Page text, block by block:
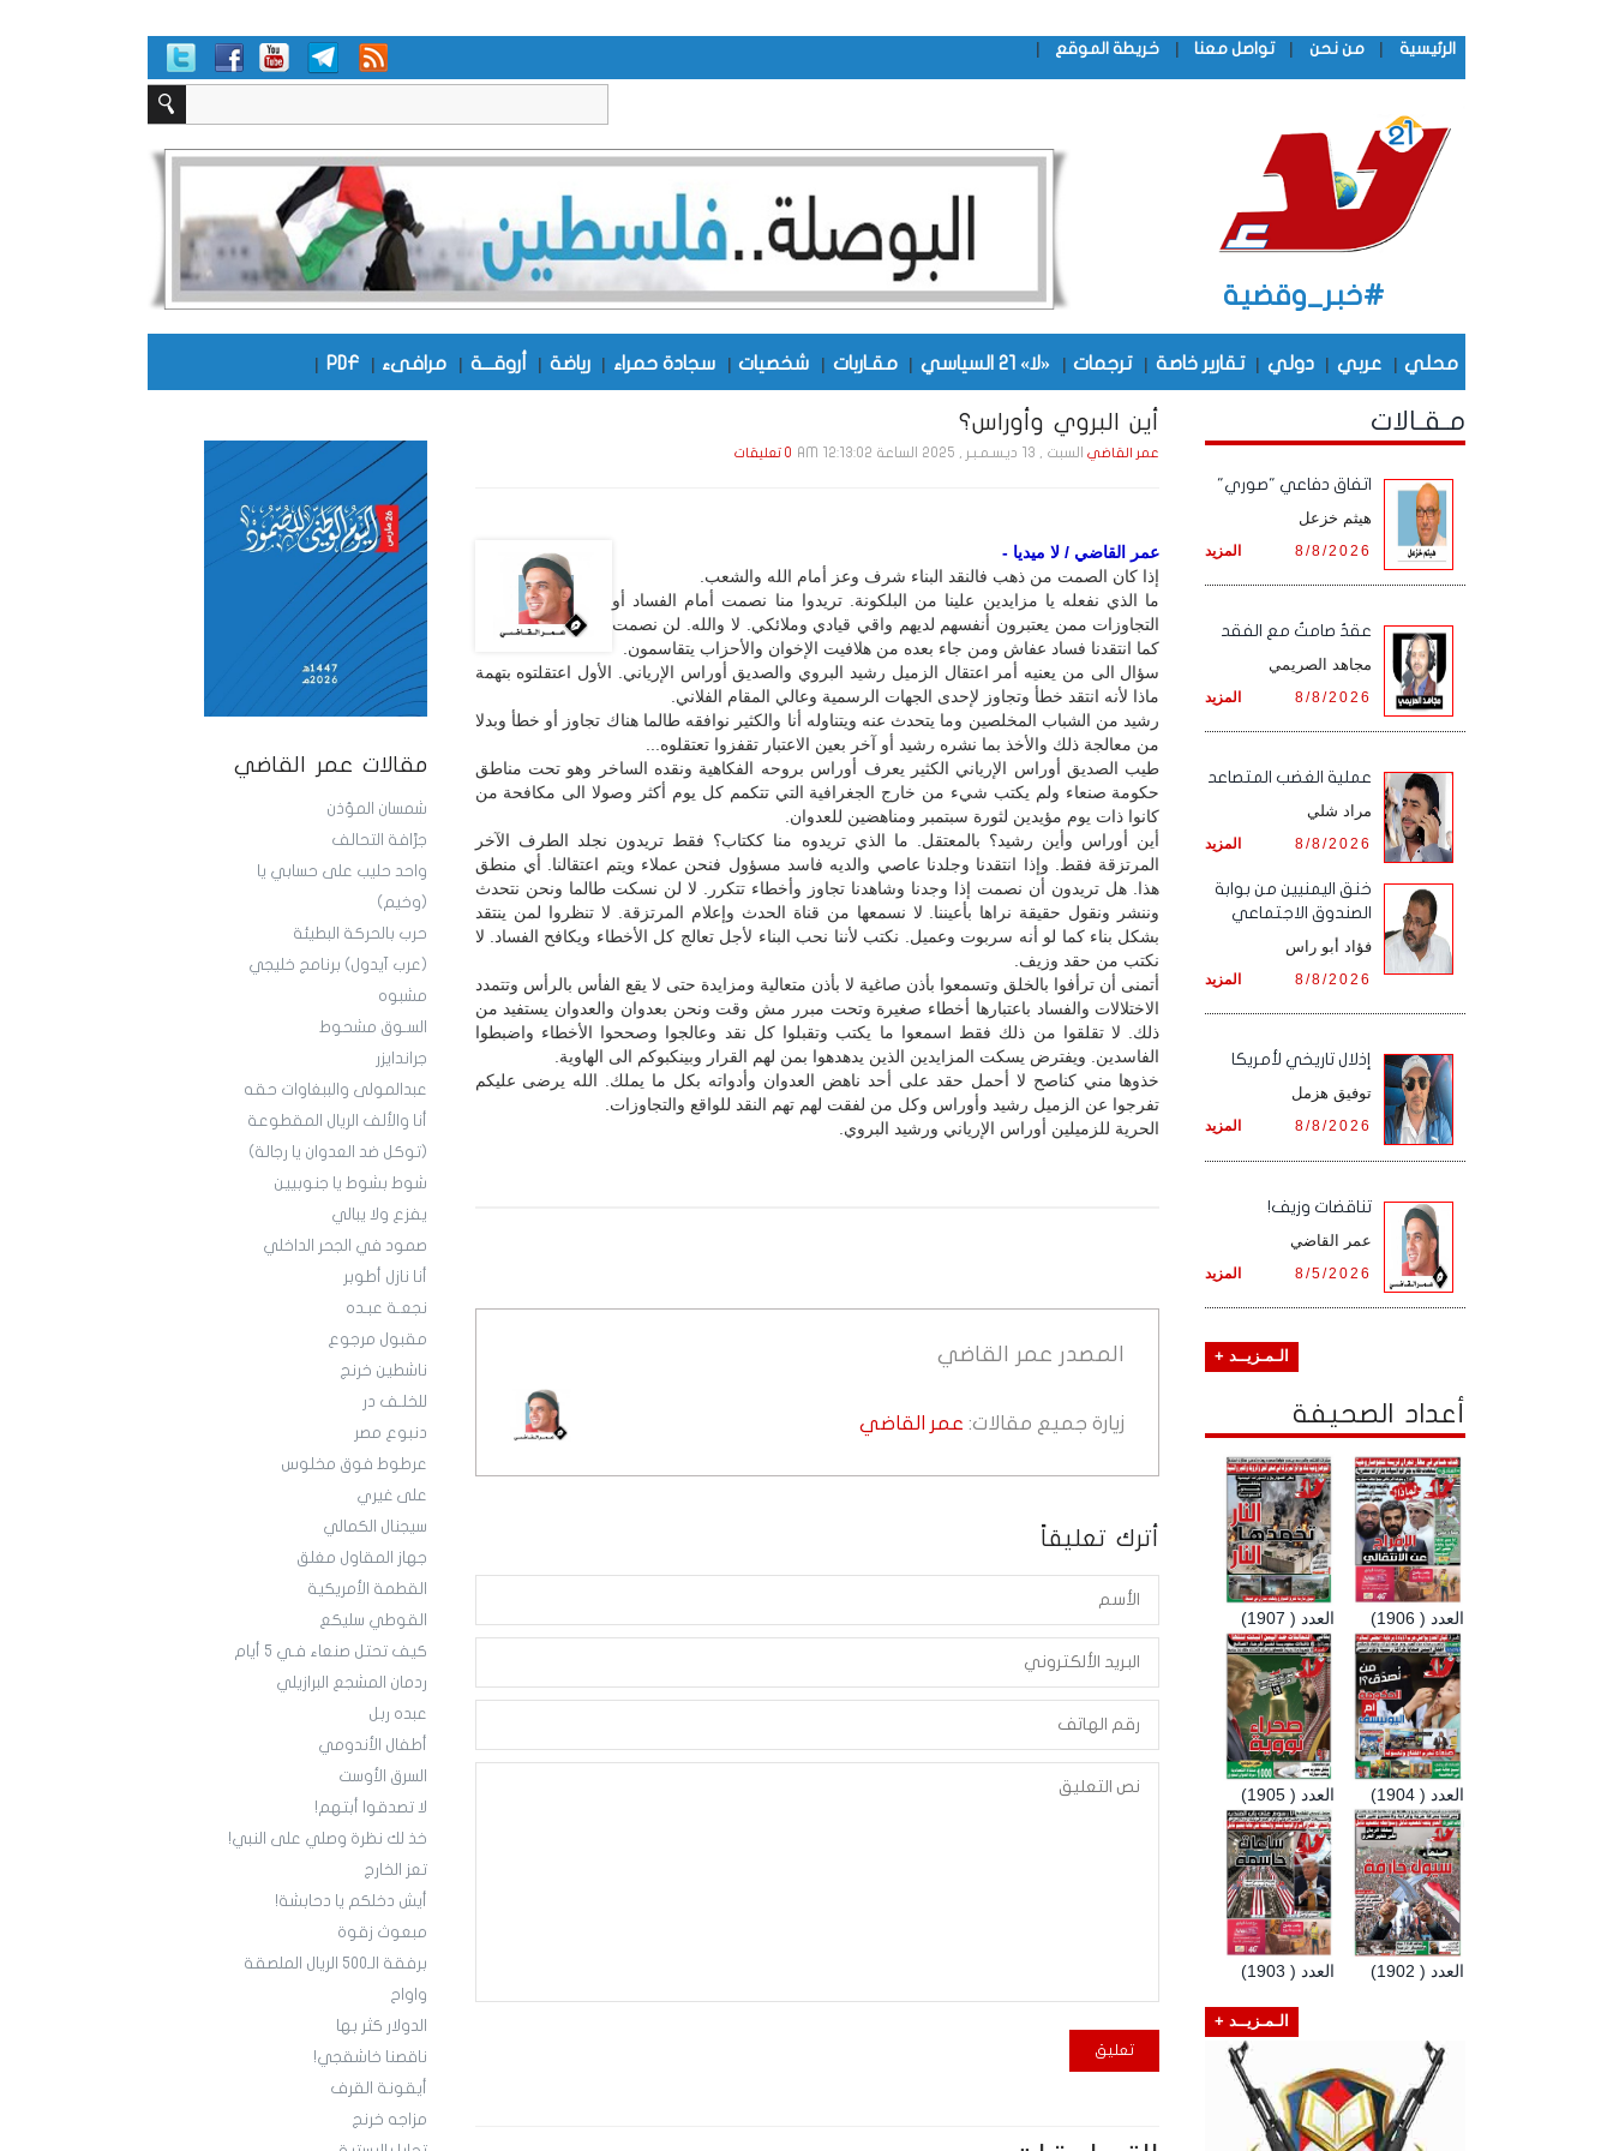
الرئيسية | من نحن | تواصل معنا | خريطة الموقع |
#خبر_وقضية
محلي | عربي | دولي | تقارير خاصة | ترجمات | «لا» 21 السياسي | مقـاربات | شخصيات | سجادة حمراء | رياضة | أروقـــة | مرافىء |
PDF
|
مقالات عمر القاضي
شمسان المؤذن
جرَّافة التحالف
واحد حليب على حسابي يا
(وخيم)
حرب بالحركة البطيئة
(عرب آيدول) برنامج خليجي
مشبوه
السـوق مشحوط
جراندايزر
عبدالمولى والببغاوات حقه
أنا والألف الريال المقطوعة
(توكل ضد العدوان يا رجالة)
شوط بشوط يا جنوبيين
يفزع ولا يبالي
صمود في الجحر الداخلي
أنا نازل أطوبر
نجعـة عبـده
مقبول مرجوع
ناشطين خرنج
للخلـف در
دنبوع مصر
عرطوط فوق مخلوس
على غيري
سيجنال الكمالي
جهاز المقاول مغلق
القطمة الأمريكية
القوطي سليكع
كيف تحتل صنعاء فـي 5 أيام
ردمان المشجع البرازيلي
عبده ربل
أطفال الأندومي
السرق الأوست
لا تصدقوا أبتهم!
خذ لك نظرة وصلي على النبي!
تعز الخارج
أيش دخلكم يا دحابشة!
مبعوث زقوة
برفقة الـ500 الريال الملصقة
واواح
الدولار كثر بها
ناقصنا خاشقجي!
أيقونة القرف
مزاجه خرنج
أين البروي وأوراس؟
عمر القاضيالسبت , 13 ديـسـمـبـر , 2025 الساعة 12:13:02 AM 0 تعليقات
عمر القاضي / لا ميديا -
إذا كان الصمت من ذهب فالنقد البناء شرف وعز أمام الله والشعب.
ما الذي نفعله يا مزايدين علينا من البلكونة. تريدوا منا نصمت أمام الفساد أو
التجاوزات ممن يعتبرون أنفسهم لديهم واقي قيادي وملائكي. لا والله. لن نصمت
كما انتقدنا فساد عفاش ومن جاء بعده من هلافيت الإخوان والأحزاب يتقاسمون.
سؤال الى من يعنيه أمر اعتقال الزميل رشيد البروي والصديق أوراس الإرياني. الأول اعتقلتوه بتهمة
ماذا لأنه انتقد خطأ وتجاوز لإحدى الجهات الرسمية وعالي المقام الفلاني.
رشيد من الشباب المخلصين وما يتحدث عنه ويتناوله أنا والكثير نوافقه طالما هناك تجاوز أو خطأ وبدلا
من معالجة ذلك والأخذ بما نشره رشيد أو آخر بعين الاعتبار تقفزوا تعتقلوه...
طيب الصديق أوراس الإرياني الكثير يعرف أوراس بروحه الفكاهية ونقده الساخر وهو تحت مناطق
حكومة صنعاء ولم يكتب شيء من خارج الجغرافية التي تتكمم كل يوم أكثر وصولا الى مكافحة من
كانوا ذات يوم مؤيدين لثورة سبتمبر ومناهضين للعدوان.
أين أوراس وأين رشيد؟ بالمعتقل. ما الذي تريدوه منا ككتاب؟ فقط تريدون نجلد الطرف الآخر
المرتزقة فقط. وإذا انتقدنا وجلدنا عاصي والديه فاسد مسؤول فنحن عملاء ويتم اعتقالنا. أي منطق
هذا. هل تريدون أن نصمت إذا وجدنا وشاهدنا تجاوز وأخطاء تتكرر. لا لن نسكت طالما ونحن نتحدث
وننشر ونقول حقيقة نراها بأعيننا. لا نسمعها من قناة الحدث وإعلام المرتزقة. لا تنظروا لمن ينتقد
بشكل بناء كما لو أنه سربوت وعميل. نكتب لأننا نحب البناء لأجل تعالج كل الأخطاء ويكافح الفساد. لا
نكتب من حقد وزيف.
أتمنى أن ترأفوا بالخلق وتسمعوا بأذن صاغية لا بأذن متعالية ومزايدة حتى لا يقع الفأس بالرأس وتتمدد
الاختلالات والفساد باعتبارها أخطاء صغيرة وتحت مبرر مش وقت ونحن بعدوان والعدوان يستفيد من
ذلك. لا تقلقوا من ذلك فقط اسمعوا ما يكتب وتقبلوا كل نقد وعالجوا وصححوا الأخطاء واضبطوا
الفاسدين. ويفترض يسكت المزايدين الذين يدهدهوا بمن لهم القرار وبينكبوكم الى الهاوية.
خذوها مني كناصح لا أحمل حقد على أحد ناهض العدوان وأدواته بكل ما يملك. الله يرضى عليكم
تفرجوا عن الزميل رشيد وأوراس وكل من لفقت لهم تهم النقد للواقع والتجاوزات.
الحرية للزميلين أوراس الإرياني ورشيد البروي.
المصدر عمر القاضي
زيارة جميع مقالات: عمر القاضي
أترك تعليقاً
مـقـالات
اتفاق دفاعي "صوري"
هيثم خزعل
المزيد 8/8/2026
عقدٌ صامتٌ مع الفقد
مجاهد الصريمي
المزيد 8/8/2026
‏عملية الغضب المتصاعد
مراد شلي
المزيد 8/8/2026
خنق اليمنيين من بوابة
الصندوق الاجتماعي
فؤاد أبو راس
المزيد 8/8/2026
إذلال تاريخي لأمريكا
توفيق هزمل
المزيد 8/8/2026
تناقضات وزيف!
عمر القاضي
المزيد 8/5/2026
الـمـزيــد +
أعداد الصحيفة
العدد ( 1907) العدد ( 1906)
العدد ( 1905) العدد ( 1904)
العدد ( 1903) العدد ( 1902)
الـمـزيــد +